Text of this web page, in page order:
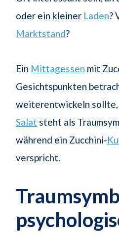
oder ein kleiner Laden?
Marktstand?
Ein Mittagessen mit
Gesichtspunkten
weiterentwickeln sollte,
Salat steht als
während ein Zucchini-
verspricht.